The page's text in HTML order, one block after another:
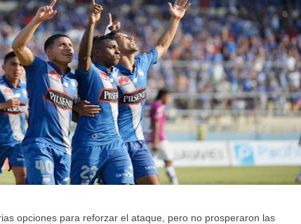
opciones para reforzar el ataque, pero no prosperaron las